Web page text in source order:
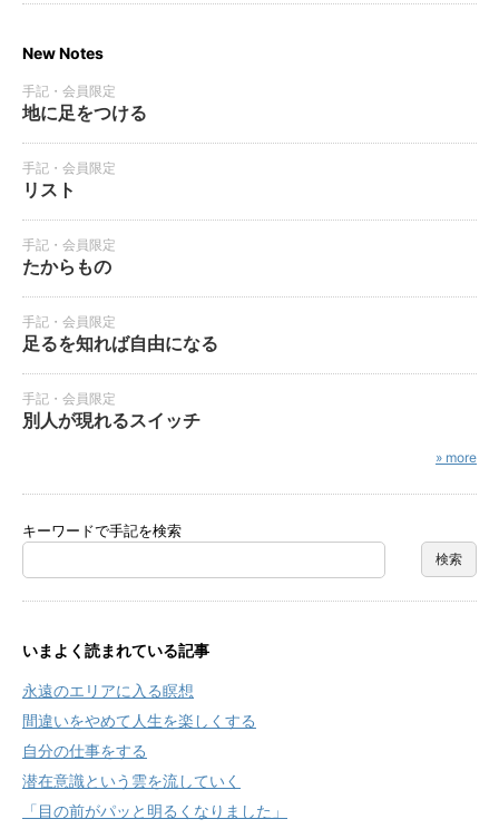
New Notes
手記・会員限定
地に足をつける
手記・会員限定
リスト
手記・会員限定
たからもの
手記・会員限定
足るを知れば自由になる
手記・会員限定
別人が現れるスイッチ
» more
キーワードで手記を検索
いまよく読まれている記事
永遠のエリアに入る瞑想
間違いをやめて人生を楽しくする
自分の仕事をする
潜在意識という雲を流していく
「目の前がパッと明るくなりました」